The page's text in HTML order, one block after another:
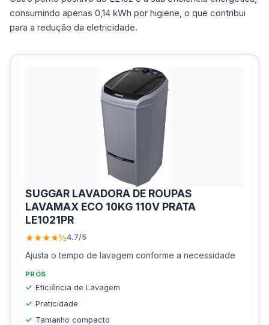
consumindo apenas 0,14 kWh por higiene, o que contribui
para a redução da eletricidade.
SUGGAR LAVADORA DE ROUPAS
LAVAMAX ECO 10KG 110V PRATA
LE1021PR
★★★★½4.7/5
Ajusta o tempo de lavagem conforme a necessidade
PRÓS
Eficiência de Lavagem
Praticidade
Tamanho compacto